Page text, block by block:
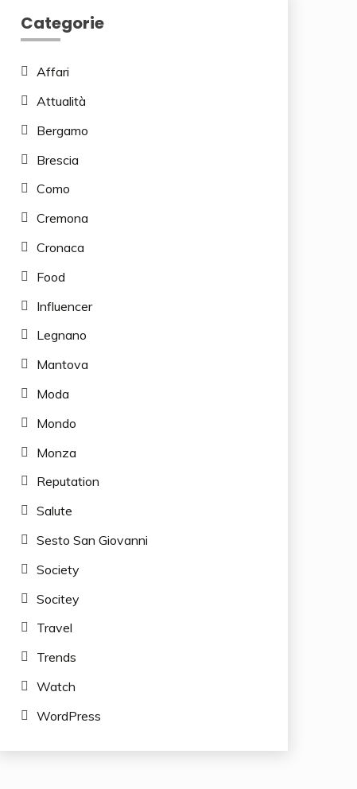
Categorie
Affari
Attualità
Bergamo
Brescia
Como
Cremona
Cronaca
Food
Influencer
Legnano
Mantova
Moda
Mondo
Monza
Reputation
Salute
Sesto San Giovanni
Society
Socitey
Travel
Trends
Watch
WordPress